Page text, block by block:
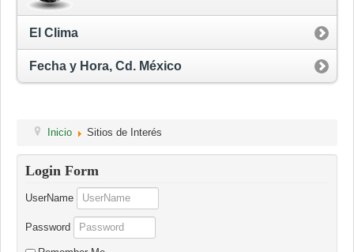
El Clima
Fecha y Hora, Cd. México
Inicio Sitios de Interés
Login Form
UserName
Password